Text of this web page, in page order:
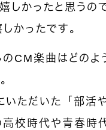
しかったと思うの
かったです。
CM楽曲はどのよ
いただいた「部活
校時代や青春時